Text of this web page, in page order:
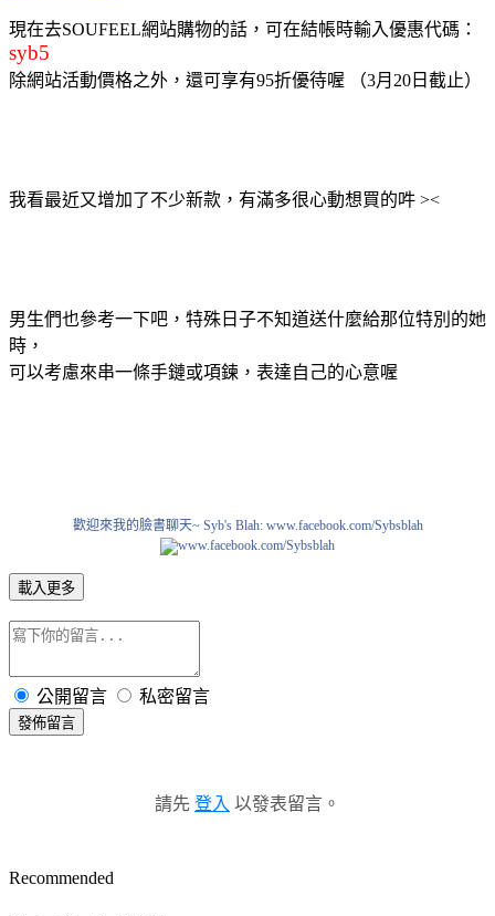
現在去SOUFEEL網站購物的話，可在結帳時輸入優惠代碼：
syb5
除網站活動價格之外，還可享有95折優待喔 （3月20日截止）
我看最近又增加了不少新款，有滿多很心動想買的吽 ><
男生們也參考一下吧，特殊日子不知道送什麼給那位特別的她
時，
可以考慮來串一條手鏈或項鍊，表達自己的心意喔
歡迎來我的臉書聊天~ Syb's Blah: www.facebook.com/Sybsblah
載入更多
公開留言 私密留言
發佈留言
請先 登入 以發表留言。
Recommended